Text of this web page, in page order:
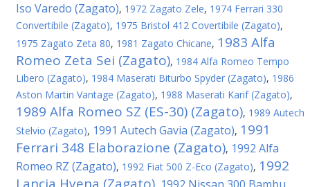
Iso Varedo (Zagato), 1972 Zagato Zele, 1974 Ferrari 330
Convertibile (Zagato), 1975 Bristol 412 Covertibile (Zagato),
1975 Zagato Zeta 80, 1981 Zagato Chicane, 1983 Alfa
Romeo Zeta Sei (Zagato), 1984 Alfa Romeo Tempo
Libero (Zagato), 1984 Maserati Biturbo Spyder (Zagato), 1986
Aston Martin Vantage (Zagato), 1988 Maserati Karif (Zagato),
1989 Alfa Romeo SZ (ES-30) (Zagato), 1989 Autech
Stelvio (Zagato), 1991 Autech Gavia (Zagato), 1991
Ferrari 348 Elaborazione (Zagato), 1992 Alfa
Romeo RZ (Zagato), 1992 Fiat 500 Z-Eco (Zagato), 1992